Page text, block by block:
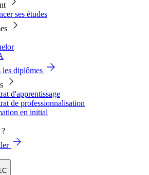
ses études
les diplômes
d'apprentissage
de professionnalisation
en initial